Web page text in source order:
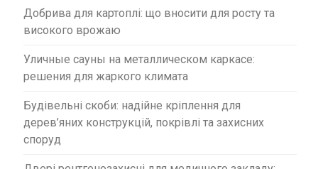
Добрива для картоплі: що вносити для росту та
високого врожаю
Уличные сауны на металлическом каркасе:
решения для жаркого климата
Будівельні скоби: надійне кріплення для
дерев’яних конструкцій, покрівлі та захисних
споруд